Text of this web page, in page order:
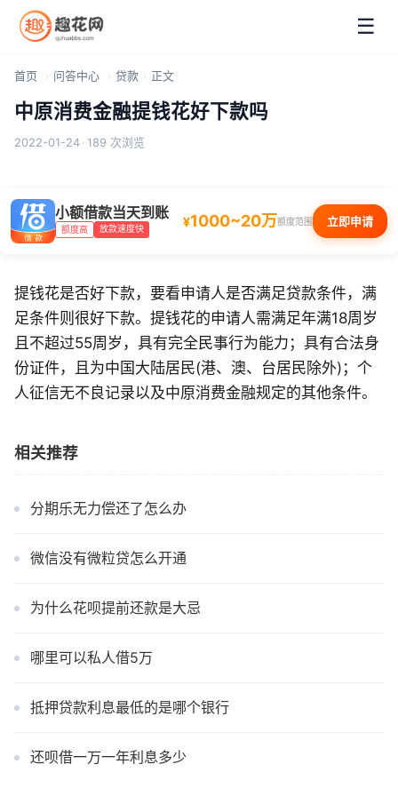
☰
首页 问答中心 贷款 正文
中原消费金融提钱花好下款吗
2022-01-24 · 189 次浏览
小额借款当天到账
额度高 放款速度快 ¥1000~20万额度范围 立即申请
提钱花是否好下款，要看申请人是否满足贷款条件，满
足条件则很好下款。提钱花的申请人需满足年满18周岁
且不超过55周岁，具有完全民事行为能力；具有合法身
份证件，且为中国大陆居民(港、澳、台居民除外)；个
人征信无不良记录以及中原消费金融规定的其他条件。
相关推荐
分期乐无力偿还了怎么办
微信没有微粒贷怎么开通
为什么花呗提前还款是大忌
哪里可以私人借5万
抵押贷款利息最低的是哪个银行
还呗借一万一年利息多少